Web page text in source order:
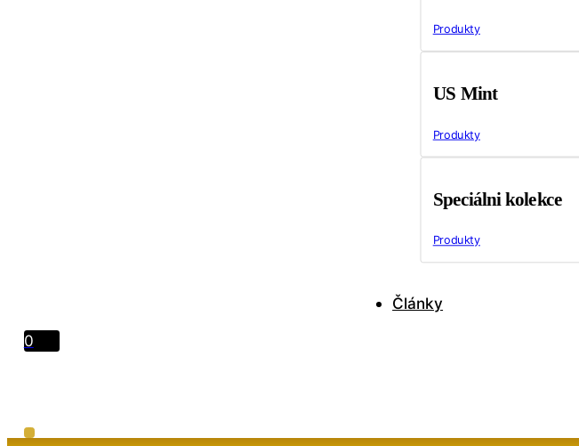
Produkty
US Mint
Produkty
Speciálni kolekce
Produkty
Články
0